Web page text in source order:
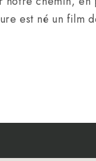
est né un film